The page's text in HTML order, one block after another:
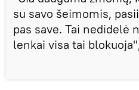
su savo šeimomis,
pas save. Tai nedidelė
lenkai visa tai